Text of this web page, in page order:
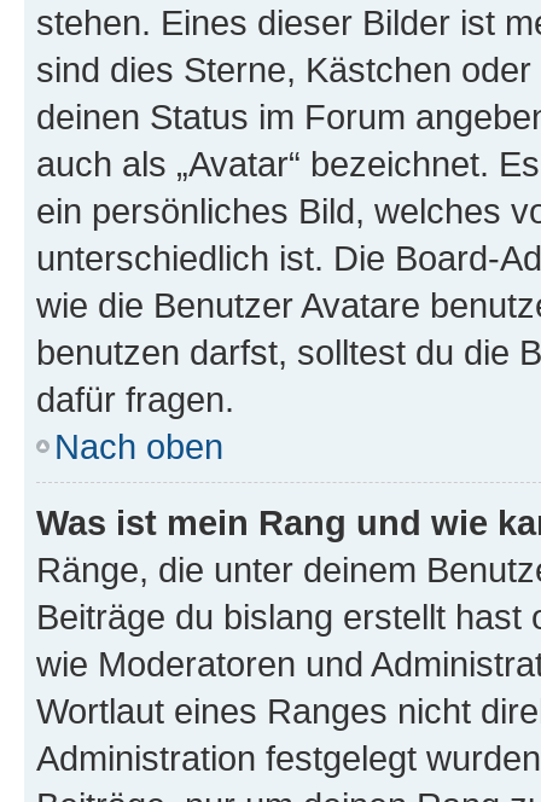
stehen. Eines dieser Bilder ist
sind dies Sterne, Kästchen
deinen Status im Forum
auch als „Avatar“ bezeichnet.
ein persönliches Bild, welches
unterschiedlich ist. Die Board-
wie die Benutzer Avatare
benutzen darfst, solltest du die
dafür fragen.
Nach oben
Was ist mein Rang und wie
Ränge, die unter deinem
Beiträge du bislang erstellt
wie Moderatoren und
Wortlaut eines Ranges nicht
Administration festgelegt